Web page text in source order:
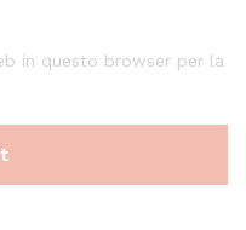
in questo browser per la